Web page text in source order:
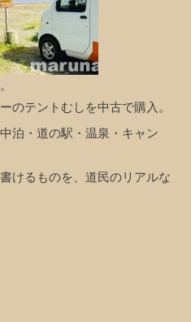
のテントむしを中古で購入。
泊・道の駅・温泉・キャン
けるものを、道民のリアルな